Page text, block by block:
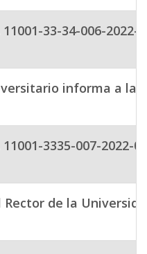
33-34-006-
informa a la
3335-007-2022-
de la